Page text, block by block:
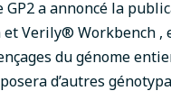
GP2 a annoncé la
Verily® Workbench ,
du génome
d’autres